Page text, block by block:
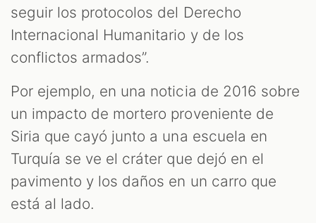
seguir los protocolos del Derecho
Internacional Humanitario y de los
conflictos armados”.
Por ejemplo, en una noticia de 2016 sobre
un impacto de mortero proveniente de
Siria que cayó junto a una escuela en
Turquía se ve el cráter que dejó en el
pavimento y los daños en un carro que
está al lado.